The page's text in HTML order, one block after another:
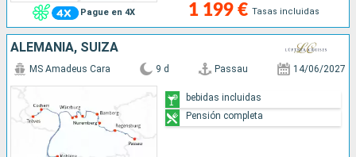
Pague en 4X 1 199 € Tasas incluidas
ALEMANIA, SUIZA
MS Amadeus Cara 9 d Passau 14/06/2027
bebidas incluidas
Pensión completa